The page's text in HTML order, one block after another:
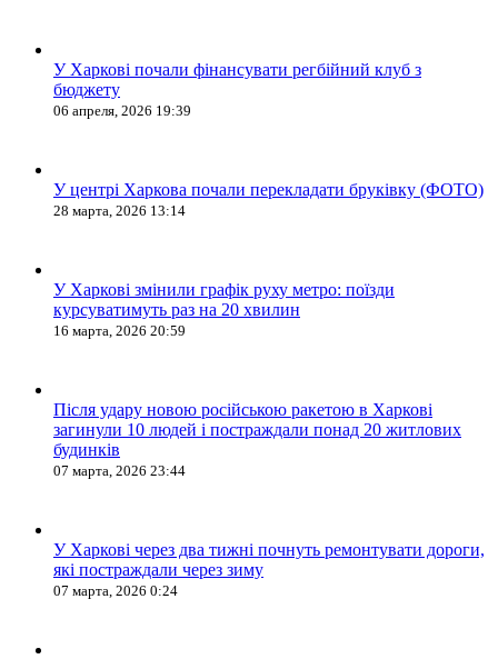
У Харкові почали фінансувати регбійний клуб з
бюджету
06 апреля, 2026 19:39
У центрі Харкова почали перекладати бруківку (ФОТО)
28 марта, 2026 13:14
У Харкові змінили графік руху метро: поїзди
курсуватимуть раз на 20 хвилин
16 марта, 2026 20:59
Після удару новою російською ракетою в Харкові
загинули 10 людей і постраждали понад 20 житлових
будинків
07 марта, 2026 23:44
У Харкові через два тижні почнуть ремонтувати дороги,
які постраждали через зиму
07 марта, 2026 0:24